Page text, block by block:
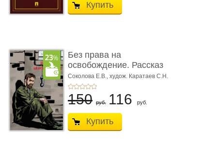
Купить
Без права на
освобождение. Рассказ
Соколова Е.В., худож. Каратаев С.Н.
150 руб. 116 руб.
Купить